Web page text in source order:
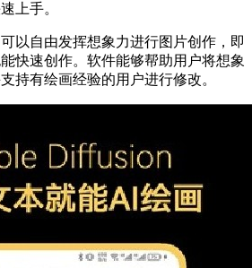
上手。
自由发挥想象力进行图片创作，即
快速创作。软件能够帮助用户将想象
持有绘画经验的用户进行修改。